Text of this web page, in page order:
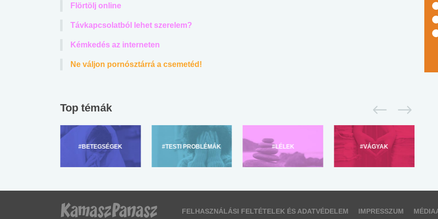
Flörtölj online
Távkapcsolatból lehet szerelem?
Kémkedés az interneten
Ne váljon pornósztárrá a csemetéd!
Top témák
#BETEGSÉGEK #TESTI PROBLÉMÁK #LÉLEK #VÁGYAK
FELHASZNÁLÁSI FELTÉTELEK ÉS ADATVÉDELEM IMPRESSZUM